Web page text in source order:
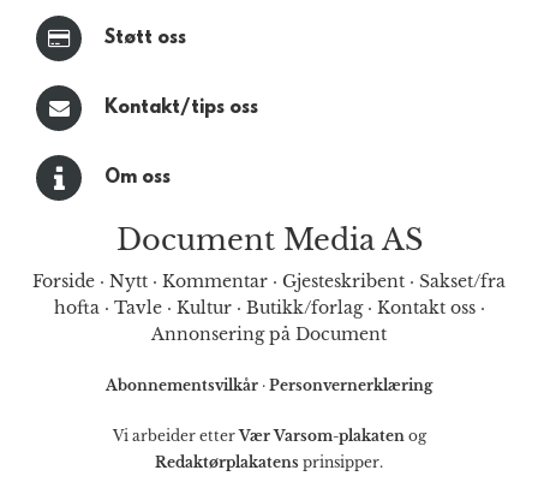
Støtt oss
Kontakt/tips oss
Om oss
Document Media AS
Forside · Nytt · Kommentar · Gjesteskribent · Sakset/fra
hofta· Tavle· Kultur· Butikk/forlag· Kontakt oss·
Annonsering på Document
Abonnementsvilkår · Personvernerklæring
Vi arbeider etterVær Varsom-plakatenog
Redaktørplakatens prinsipper.